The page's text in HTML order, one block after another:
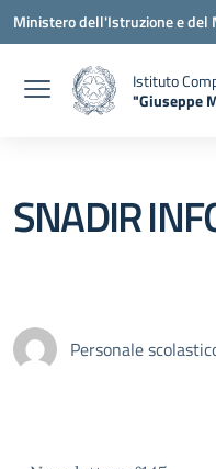
Vai ai contenuti
Vai al menu di navigazione
Vai al footer
Ministero dell'Istruzione e del
Istituto
"Giuseppe
SNADIR
Personale